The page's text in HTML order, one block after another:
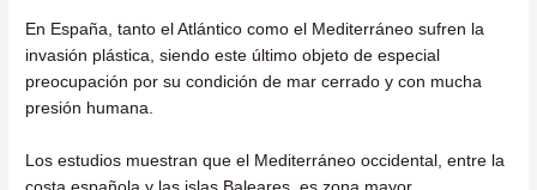
En España, tanto el Atlántico como el Mediterráneo sufren la
invasión plástica, siendo este último objeto de especial
preocupación por su condición de mar cerrado y con mucha
presión humana.
Los estudios muestran que el Mediterráneo occidental, entre la